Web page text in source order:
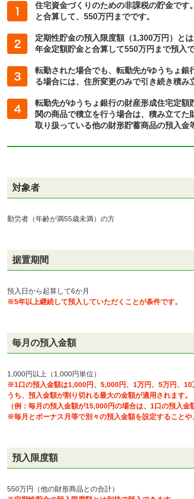
ょダイレクト
住宅資金づくりのための非課税の貯金で
と合算して、550万円までです。
定期性貯金の預入限度額（1,300万円）と
年金定額貯金と合算して550万円まで預入で
転勤された場合でも、転勤先がゆうちょ
る場合には、住所変更のみで引き続き積み
転勤先がゆうちょ銀行の財産形成住宅定
関の商品で積立を行う場合は、積み立て
取り扱っている他の財形貯蓄商品の預入金
対象者
勤労者（年齢が満55歳未満）の方
据置期間
預入日から起算して6か月
※5年以上継続して預入していただくことが条件です。
毎月の預入金額
1,000円以上（1,000円単位）
※1口の預入金額は1,000円、5,000円、1万円、5万円、
うち、預入金額が割り切れる最大の金額が適用されます。
（例：毎月の預入金額が15,000円の場合は、1口の預入
※毎月とボーナス月等で別々の預入金額を設定することや
預入限度額
550万円（他の財形商品との合計）